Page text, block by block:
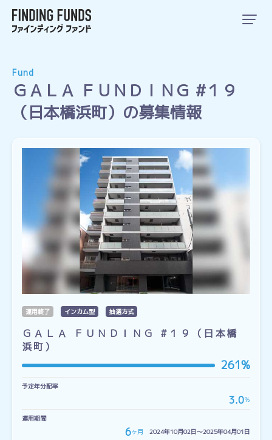
Fund
ＧＡＬＡ ＦＵＮＤＩＮＧ #１９
（日本橋浜町）の募集情報
運用終了 インカム型 抽選方式
ＧＡＬＡ ＦＵＮＤＩＮＧ #１９（日本橋
浜町）
261%
予定年分配率
3.0％
運用期間
6ヶ月 2024年10月02日〜2025年04月01日